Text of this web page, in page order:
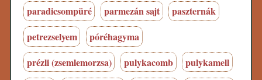
paradicsompüré
parmezán sajt
paszternák
petrezselyem
póréhagyma
prézli (zsemlemorzsa)
pulykacomb
pulykamell